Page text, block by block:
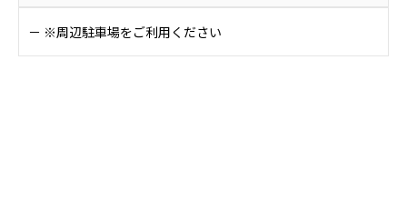
－ ※周辺駐車場をご利用ください